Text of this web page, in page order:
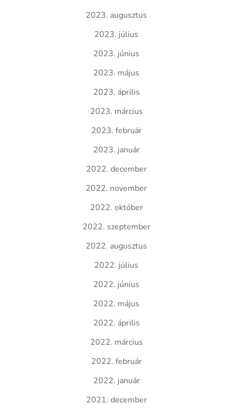
2023. augusztus
2023. július
2023. június
2023. május
2023. április
2023. március
2023. február
2023. január
2022. december
2022. november
2022. október
2022. szeptember
2022. augusztus
2022. július
2022. június
2022. május
2022. április
2022. március
2022. február
2022. január
2021. december